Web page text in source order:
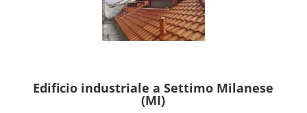
Edificio industriale a Settimo Milanese
(MI)